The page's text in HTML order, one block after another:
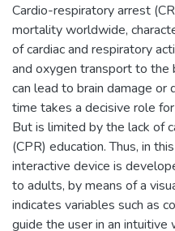
Cardio-respiratory arrest
mortality worldwide,
of cardiac and respiratory
and oxygen transport to the
can lead to brain damage or
time takes a decisive role
But is limited by the lack of
(CPR) education. Thus, in
interactive device is
to adults, by means of a
indicates variables such as
guide the user in an intuitive